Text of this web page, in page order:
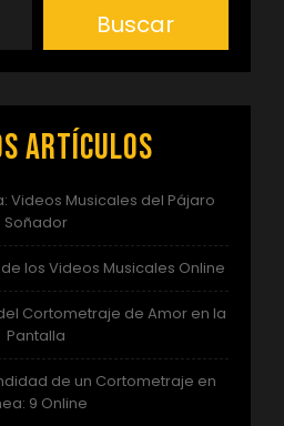
Buscar
artículos
Videos Musicales del Pájaro
Soñador
los Videos Musicales Online
Cortometraje de Amor en la
Pantalla
de un Cortometraje en
9 Online